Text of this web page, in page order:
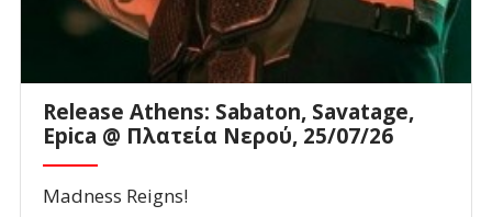
Release Athens: Sabaton, Savatage,
Epica @ Πλατεία Νερού, 25/07/26
Madness Reigns!